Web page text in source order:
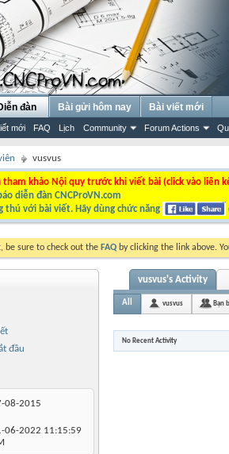
đàn
mới FAQ Lịch Community Forum Actions
Bài gửi hôm nay Bài viết mới
vusvus
tham khảo Nội quy trước khi viết bài (click vào liên
diễn đàn CNCProVN.com
thú với bài viết. Hãy dùng chức năng
be sure to check out the FAQ by clicking the link above.
đầu
08-2015
06-2022 11:15:59
vusvus's Activity
All vusvus Bạn
No Recent Activity